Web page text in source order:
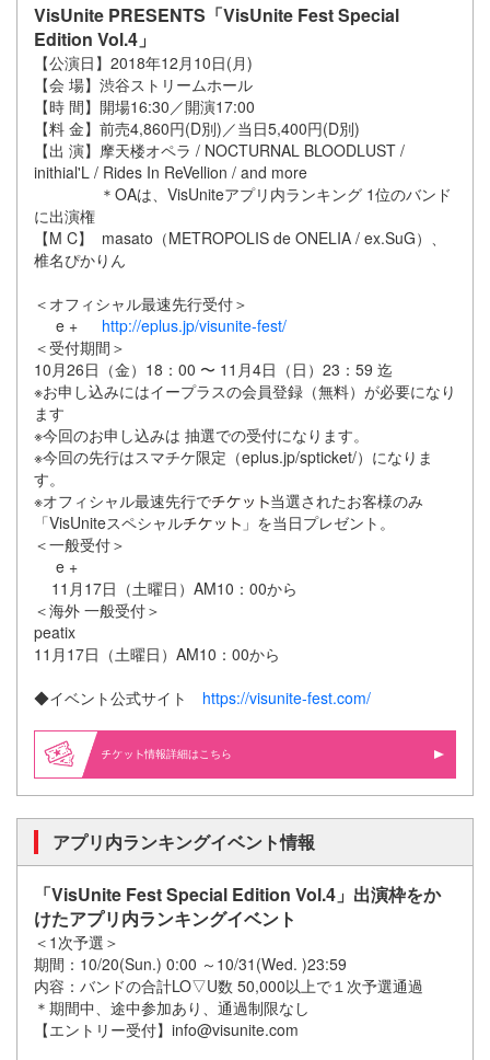
VisUnite PRESENTS「VisUnite Fest Special
Edition Vol.4」
【公演日】2018年12月10日(月)
【会 場】渋谷ストリームホール
【時 間】開場16:30／開演17:00
【料 金】前売4,860円(D別)／当日5,400円(D別)
【出 演】摩天楼オペラ / NOCTURNAL BLOODLUST /
inithial'L / Rides In ReVellion / and more
＊OAは、VisUniteアプリ内ランキング 1位のバンド
に出演権
【M C】 masato（METROPOLIS de ONELIA / ex.SuG）、
椎名ぴかりん
＜オフィシャル最速先行受付＞
e + http://eplus.jp/visunite-fest/
＜受付期間＞
10月26日（金）18：00 〜 11月4日（日）23：59 迄
※お申し込みにはイープラスの会員登録（無料）が必要になり
ます
※今回のお申し込みは 抽選での受付になります。
※今回の先行はスマチケ限定（eplus.jp/spticket/）になりま
す。
※オフィシャル最速先行で
当選されたお客様のみ
「VisUniteスペシャル
」を当日プレゼント。
＜一般受付＞
e +
11月17日（土曜日）AM10：00から
＜海外 一般受付＞
peatix
11月17日（土曜日）AM10：00から
◆イベント公式サイト https://visunite-fest.com/
情報詳細はこちら
アプリ内ランキングイベント情報
「VisUnite Fest Special Edition Vol.4」出演枠をか
けたアプリ内ランキングイベント
＜1次予選＞
期間：10/20(Sun.) 0:00 ～10/31(Wed. )23:59
内容：バンドの合計LO▽U数 50,000以上で１次予選通過
＊期間中、途中参加あり、通過制限なし
【エントリー受付】info@visunite.com